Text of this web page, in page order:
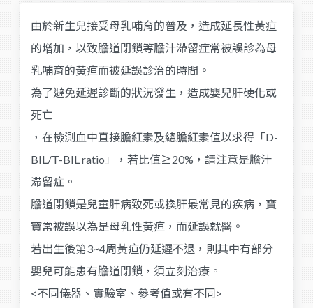
由於新生兒接受母乳哺育的普及，造成延長性黃疸
的增加，以致膽道閉鎖等膽汁滯留症常被誤診為母
乳哺育的黃疸而被延誤診治的時間。
為了避免延遲診斷的狀況發生，造成嬰兒肝硬化或
死亡
，在檢測血中直接膽紅素及總膽紅素值以求得「D-
BIL/T-BIL ratio」，若比值≥20%，請注意是膽汁
滯留症。
膽道閉鎖是兒童肝病致死或換肝最常見的疾病，寶
寶常被誤以為是母乳性黃疸，而延誤就醫。
若出生後第3~4周黃疸仍延遲不退，則其中有部分
嬰兒可能患有膽道閉鎖，須立刻治療。
<不同儀器、實驗室、參考值或有不同>